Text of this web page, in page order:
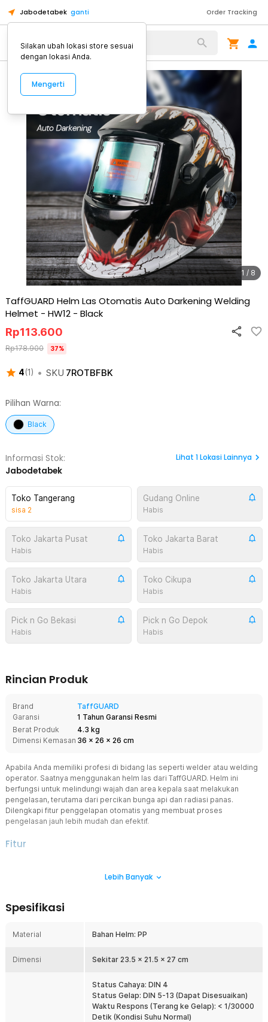
Jabodetabek ganti Order Tracking
Alat Kopi
1 / 8
TaffGUARD Helm Las Otomatis Auto Darkening Welding
Helmet - HW12 - Black
4(1 ) • SKU 7ROTBFBK
Rp113.600
Rp178.900 37%
Pilihan Warna:
Black
Informasi Stok:
Jabodetabek
Lihat 1Lokasi Lainnya
Toko Tangerang
sisa 2
Gudang Online
Habis
Toko Jakarta Pusat
Habis
Toko Jakarta Barat
Habis
Toko Jakarta Utara
Habis
Toko Cikupa
Habis
Pick n Go Bekasi
Habis
Pick n Go Depok
Habis
Rincian Produk
Brand
TaffGUARD
Garansi
1 Tahun Garansi Resmi
Berat Produk
4.3 kg
Dimensi Kemasan 36 x 26 x 26 cm
Apabila Anda memiliki profesi di bidang las seperti welder atau welding
operator. Saatnya menggunakan helm las dari TaffGUARD. Helm ini
berfungsi untuk melindungi wajah dan area kepala saat melakukan
pengelasan, terutama dari percikan bunga api dan radiasi panas.
Dilengkapi fitur penggelapan otomatis yang membuat proses
pengelasan jauh lebih mudah dan efektif.
Fitur
Sangat cocok untuk para pekerja las karena melindungi
Dilengkapi Fitur Penggelapan Otomatis
menjadi lebih gelap secara otomatis saat ada cahaya yang lebih
helm untuk mengatur sensitivitas dan delay.
Terbuat dari material PP berkualitas tinggi yang dijamin dapat
melindungi wajah secara maksimal. Helm ini sangat awet dan dapat
digunakan untuk jangka panjang.
Lebih Banyak
Spesifikasi
Material Bahan Helm: PP
Dimensi Sekitar 23.5 x 21.5 x 27 cm
Status Cahaya: DIN 4
Status Gelap: DIN 5-13 (Dapat Disesuaikan)
Waktu Respons (Terang ke Gelap): < 1/30000
Detik (Kondisi Suhu Normal)
Silakan ubah lokasi store sesuai
dengan lokasi Anda.
Mengerti